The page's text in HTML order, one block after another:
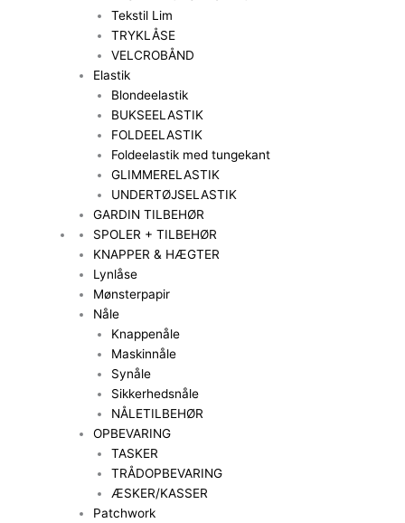
Tekstil Lim
TRYKLÅSE
VELCROBÅND
Elastik
Blondeelastik
BUKSEELASTIK
FOLDEELASTIK
Foldeelastik med tungekant
GLIMMERELASTIK
UNDERTØJSELASTIK
GARDIN TILBEHØR
SPOLER + TILBEHØR
KNAPPER & HÆGTER
Lynlåse
Mønsterpapir
Nåle
Knappenåle
Maskinnåle
Synåle
Sikkerhedsnåle
NÅLETILBEHØR
OPBEVARING
TASKER
TRÅDOPBEVARING
ÆSKER/KASSER
Patchwork